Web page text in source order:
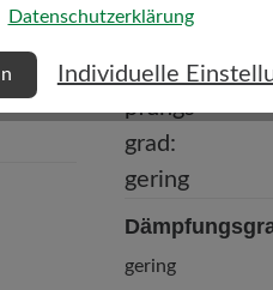
gering
Datenschutzerklärung
Individuelle